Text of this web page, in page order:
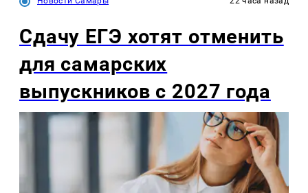
Сдачу ЕГЭ хотят отменить
для самарских
выпускников с 2027 года